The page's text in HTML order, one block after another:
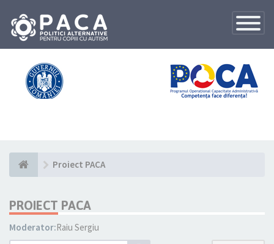
Toggle
Proiect PACA
PROIECT PACA
Moderator:Raiu Sergiu